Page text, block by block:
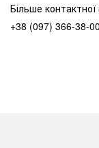
Більше контактної
+38 (097) 366-38-00